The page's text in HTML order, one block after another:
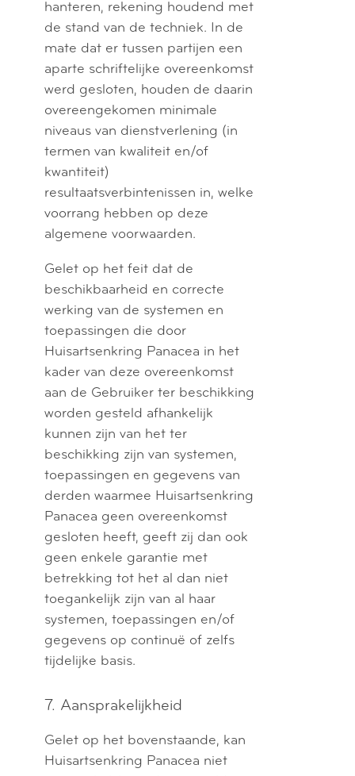
hanteren, rekening houdend met
de stand van de techniek. In de
mate dat er tussen partijen een
aparte schriftelijke overeenkomst
werd gesloten, houden de daarin
overeengekomen minimale
niveaus van dienstverlening (in
termen van kwaliteit en/of
kwantiteit)
resultaatsverbintenissen in, welke
voorrang hebben op deze
algemene voorwaarden.
Gelet op het feit dat de
beschikbaarheid en correcte
werking van de systemen en
toepassingen die door
Huisartsenkring Panacea in het
kader van deze overeenkomst
aan de Gebruiker ter beschikking
worden gesteld afhankelijk
kunnen zijn van het ter
beschikking zijn van systemen,
toepassingen en gegevens van
derden waarmee Huisartsenkring
Panacea geen overeenkomst
gesloten heeft, geeft zij dan ook
geen enkele garantie met
betrekking tot het al dan niet
toegankelijk zijn van al haar
systemen, toepassingen en/of
gegevens op continuë of zelfs
tijdelijke basis.
7. Aansprakelijkheid
Gelet op het bovenstaande, kan
Huisartsenkring Panacea niet